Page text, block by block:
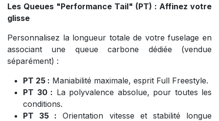
Les Queues "Performance Tail" (PT) : Affinez votre
glisse
Personnalisez la longueur totale de votre fuselage en
associant une queue carbone dédiée (vendue
séparément) :
PT 25 : Maniabilité maximale, esprit Full Freestyle.
PT 30 : La polyvalence absolue, pour toutes les
conditions.
PT 35 : Orientation vitesse et stabilité longue